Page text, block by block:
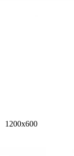
1200х600